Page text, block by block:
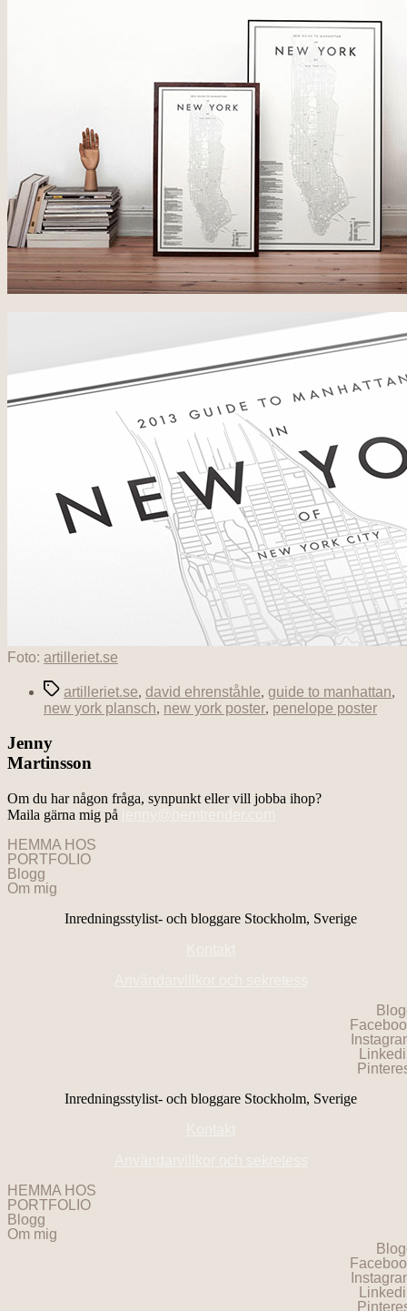
Foto: artilleriet.se
Etiketter
artilleriet.se, david ehrenståhle, guide to manhattan,
new york plansch, new york poster, penelope poster
Jenny
Martinsson
Om du har någon fråga, synpunkt eller vill jobba ihop?
Maila gärna mig på
HEMMA HOS
PORTFOLIO
Blogg
Om mig
Inredningsstylist- och bloggare Stockholm, Sverige
Inredningsstylist- och bloggare Stockholm, Sverige
HEMMA HOS
PORTFOLIO
Blogg
Om mig